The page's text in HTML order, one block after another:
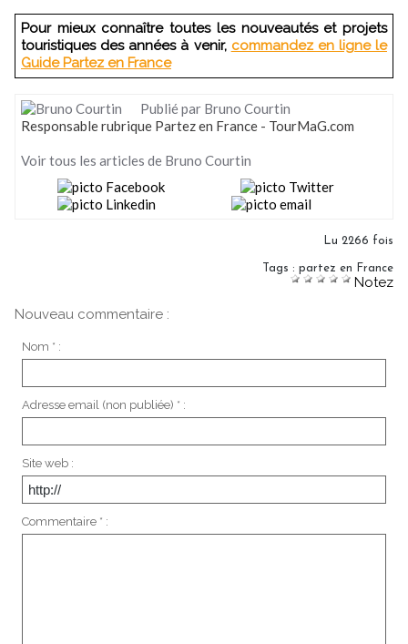
Pour mieux connaître toutes les nouveautés et projets
touristiques des années à venir, commandez en ligne le
Guide Partez en France
Publié par Bruno Courtin
Responsable rubrique Partez en France - TourMaG.com
Voir tous les articles de Bruno Courtin
Lu 2266 fois
Tags : partez en France
Notez
Nouveau commentaire :
Nom * :
Adresse email (non publiée) * :
Site web :
Commentaire * :